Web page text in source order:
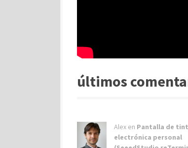
últimos
Alex en Pantalla de
electrónica personal